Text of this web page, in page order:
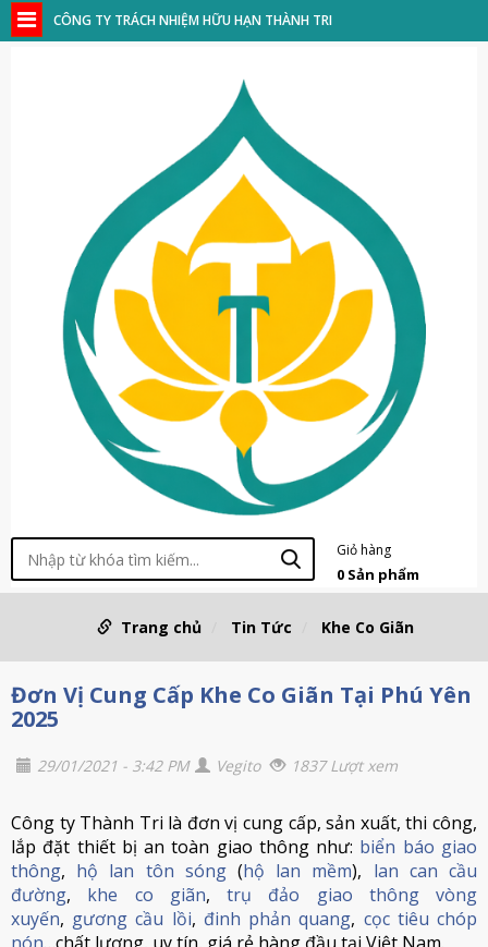
CÔNG TY TRÁCH NHIỆM HỮU HẠN THÀNH TRI
Giỏ hàng
0 Sản phẩm
Trang chủ Tin Tức Khe Co Giãn
Đơn Vị Cung Cấp Khe Co Giãn Tại Phú Yên
2025
29/01/2021 - 3:42 PM Vegito 1837 Lượt xem
Công ty Thành Tri là đơn vị cung cấp, sản xuất, thi công,
lắp đặt thiết bị an toàn giao thông như: biển báo giao
thông, hộ lan tôn sóng(hộ lan mềm), lan can cầu
đường, khe co giãn, trụ đảo giao thông vòng
xuyến, gương cầu lồi, đinh phản quang, cọc tiêu chóp